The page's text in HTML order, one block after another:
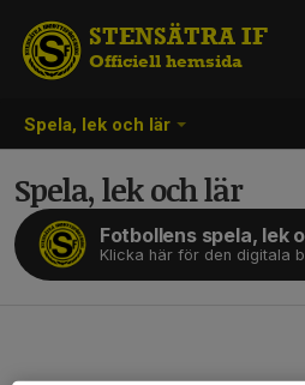
Spela, lek och lär
STENSÄTRA IF
Officiell hemsida
Spela, lek och lär
Fotbollens spela, lek
Klicka här för den digitala